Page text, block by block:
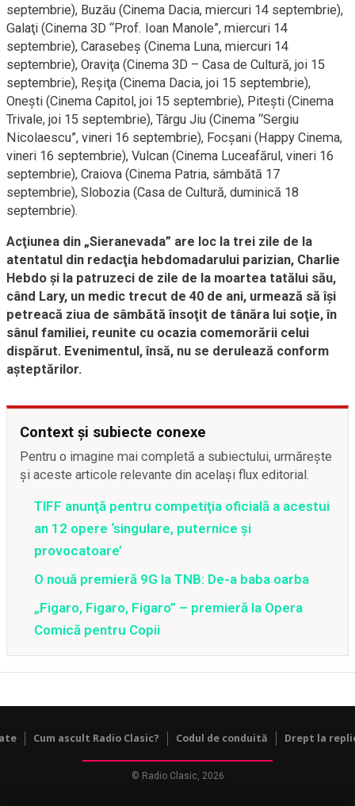
septembrie), Buzău (Cinema Dacia, miercuri 14 septembrie),
Galaţi (Cinema 3D “Prof. Ioan Manole”, miercuri 14
septembrie), Carasebeş (Cinema Luna, miercuri 14
septembrie), Oraviţa (Cinema 3D – Casa de Cultură, joi 15
septembrie), Reşiţa (Cinema Dacia, joi 15 septembrie),
Oneşti (Cinema Capitol, joi 15 septembrie), Piteşti (Cinema
Trivale, joi 15 septembrie), Târgu Jiu (Cinema “Sergiu
Nicolaescu”, vineri 16 septembrie), Focşani (Happy Cinema,
vineri 16 septembrie), Vulcan (Cinema Luceafărul, vineri 16
septembrie), Craiova (Cinema Patria, sâmbătă 17
septembrie), Slobozia (Casa de Cultură, duminică 18
septembrie).
Acţiunea din „Sieranevada” are loc la trei zile de la
atentatul din redacţia hebdomadarului parizian, Charlie
Hebdo şi la patruzeci de zile de la moartea tatălui său,
când Lary, un medic trecut de 40 de ani, urmează să îşi
petreacă ziua de sâmbătă însoţit de tânăra lui soţie, în
sânul familiei, reunite cu ocazia comemorării celui
dispărut. Evenimentul, însă, nu se derulează conform
aşteptărilor.
Context și subiecte conexe
Pentru o imagine mai completă a subiectului, urmărește
și aceste articole relevante din același flux editorial.
TIFF anunţă pentru competiţia oficială a acestui
an 12 opere ‘singulare, puternice şi
provocatoare’
O nouă premieră 9G la TNB: De-a baba oarba
„Figaro, Figaro, Figaro” – premieră la Opera
Comică pentru Copii
Cum ascult Radio Clasic? Codul de conduită Drept la
© Radio Clasic, 2026